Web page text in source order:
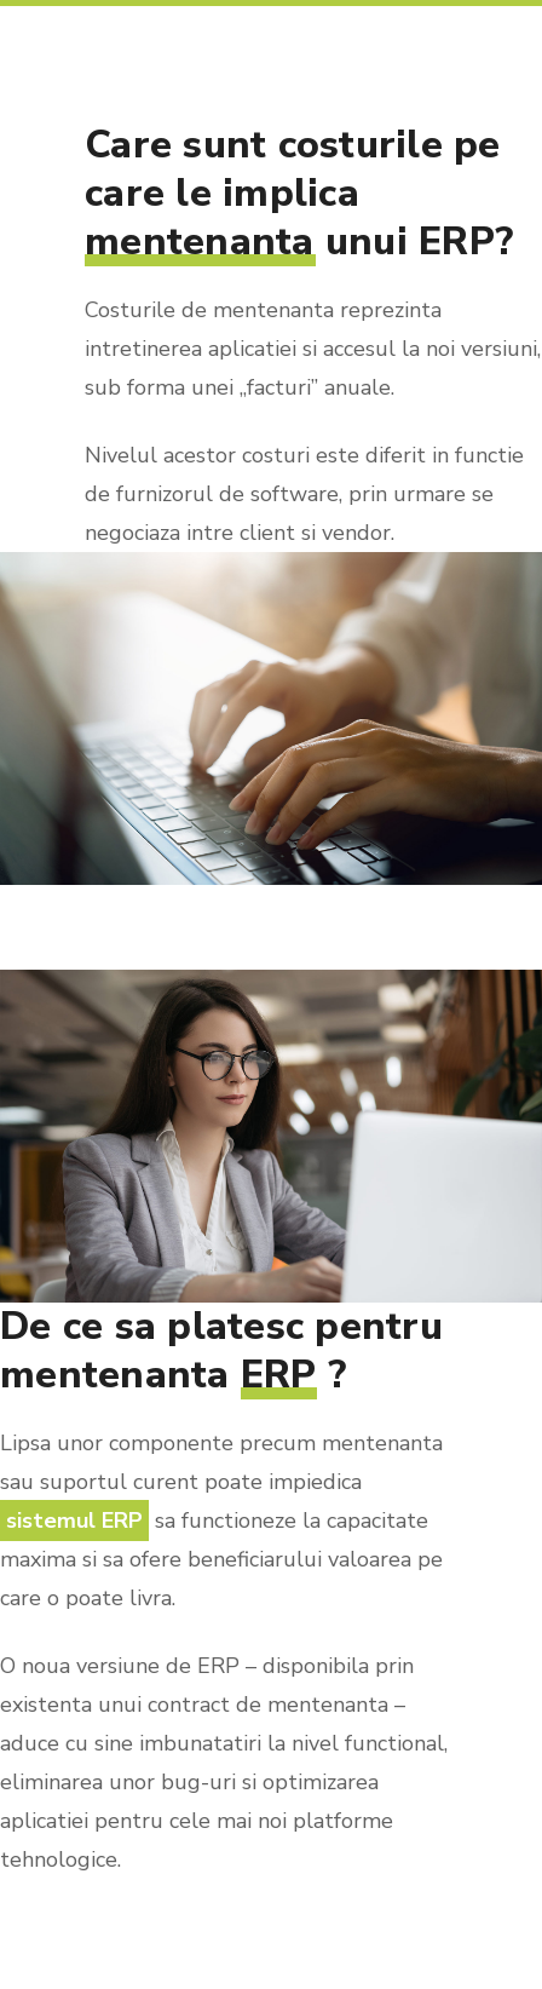
Care sunt costurile pe
care le implica
mentenanta unui ERP?
Costurile de mentenanta reprezinta
intretinerea aplicatiei si accesul la noi versiuni,
sub forma unei „facturi” anuale.
Nivelul acestor costuri este diferit in functie
de furnizorul de software, prin urmare se
negociaza intre client si vendor.
De ce sa platesc pentru
mentenanta ERP ?
Lipsa unor componente precum mentenanta
sau suportul curent poate impiedica
sistemul ERP sa functioneze la capacitate
maxima si sa ofere beneficiarului valoarea pe
care o poate livra.
O noua versiune de ERP – disponibila prin
existenta unui contract de mentenanta –
aduce cu sine imbunatatiri la nivel functional,
eliminarea unor bug-uri si optimizarea
aplicatiei pentru cele mai noi platforme
tehnologice.